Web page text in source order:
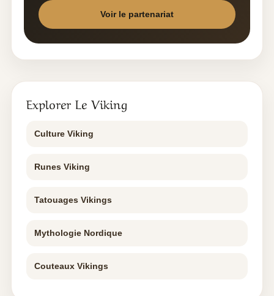
Voir le partenariat
Explorer Le Viking
Culture Viking
Runes Viking
Tatouages Vikings
Mythologie Nordique
Couteaux Vikings